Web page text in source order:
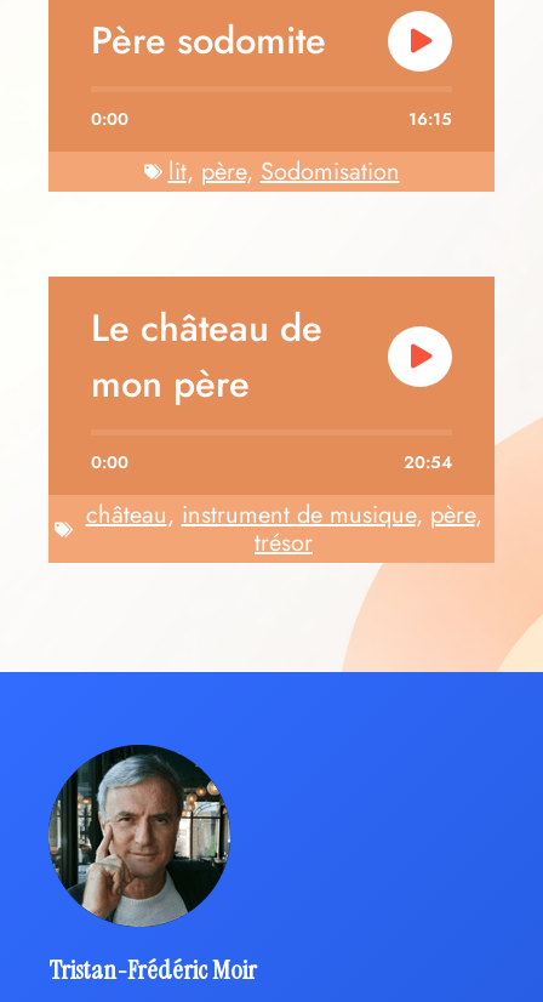
Père sodomite
0:00 16:15
lit, père,Sodomisation
Le château de
mon père
0:00 20:54
château,instrument de musique, père,
trésor
Tristan-Frédéric Moir